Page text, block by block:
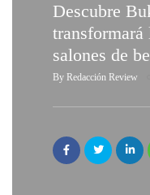
Descubre
transformará
salones de
By Redacción Review